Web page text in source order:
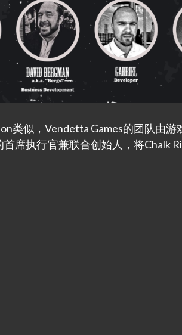
类似，Vendetta Games的团队由
席执行官兼联合创始人，将Chalk